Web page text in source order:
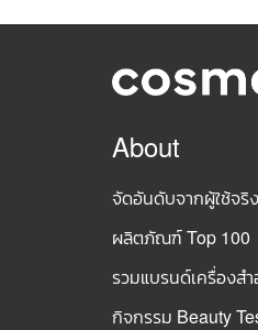
About
จัดอันดับจากผู้ใช้จริง
ผลิตภัณฑ์ Top 100
รวมแบรนด์เครื่องสำ
กิจกรรม Beauty